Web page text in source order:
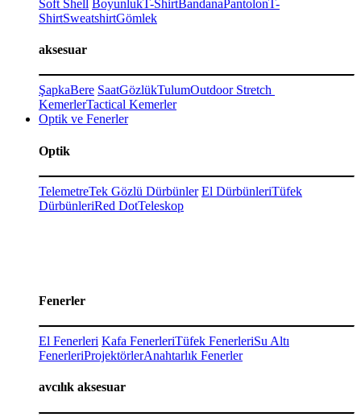
Soft Shell BoyunlukT-ShirtBandana PantolonT-
ShirtSweatshirtGömlek
aksesuar
ŞapkaBere SaatGözlükTulumOutdoor Stretch
KemerlerTactical Kemerler
Optik ve Fenerler
Optik
TelemetreTek Gözlü Dürbünler El DürbünleriTüfek
DürbünleriRed DotTeleskop
Fenerler
El Fenerleri Kafa FenerleriTüfek FenerleriSu Altı
FenerleriProjektörlerAnahtarlık Fenerler
avcılık aksesuar